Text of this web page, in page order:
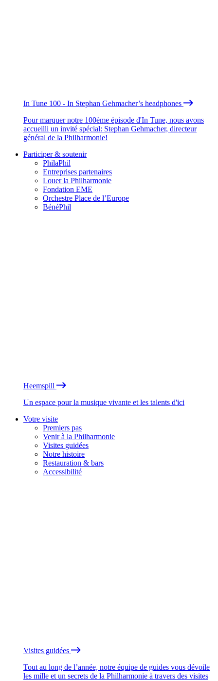
In Tune 100 - In Stephan Gehmacher’s headphones
Pour marquer notre 100ème épisode d'In Tune, nous avons
accueilli un invité spécial: Stephan Gehmacher, directeur
général de la Philharmonie!
Participer & soutenir
PhilaPhil
Entreprises partenaires
Louer la Philharmonie
Fondation EME
Orchestre Place de l’Europe
BénéPhil
Heemspill
Un espace pour la musique vivante et les talents d'ici
Votre visite
Premiers pas
Venir à la Philharmonie
Visites guidées
Notre histoire
Restauration & bars
Accessibilité
Visites guidées
Tout au long de l’année, notre équipe de guides vous dévoile
les mille et un secrets de la Philharmonie à travers des visites